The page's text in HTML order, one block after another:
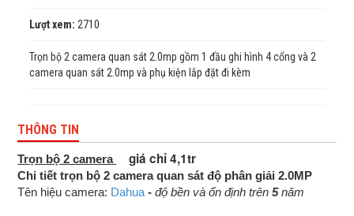
Lượt xem: 2710
Trọn bộ 2 camera quan sát 2.0mp gồm 1 đầu ghi hình 4 cổng và 2
camera quan sát 2.0mp và phụ kiện lắp đặt đi kèm
THÔNG TIN
Trọn bộ 2 camera giá chỉ 4,1tr
Chi tiết trọn bộ 2 camera quan sát độ phân giải 2.0MP
Tên hiệu camera: Dahua -độ bền và ổn định trên5năm